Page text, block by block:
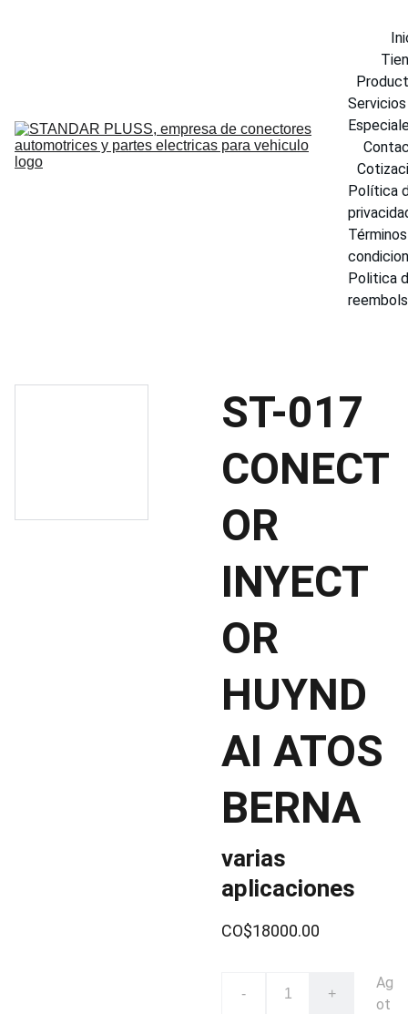
Servicios
Política
Politica
ST-017
CONECT
OR
INYECT
OR
HUYND
AI ATOS
BERNA
varias
aplicaciones
CO$18000.00
- +
Ag
ot